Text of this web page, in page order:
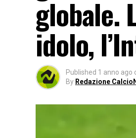
globale.
idolo,
Published 1 anno ago
By Redazione